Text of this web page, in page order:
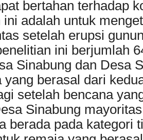
bertahan terhadap
adalah untuk
setelah erupsi
ini berjumlah
Sinabung dan Desa
yang berasal dari
setelah bencana
Sinabung
berada pada kategori